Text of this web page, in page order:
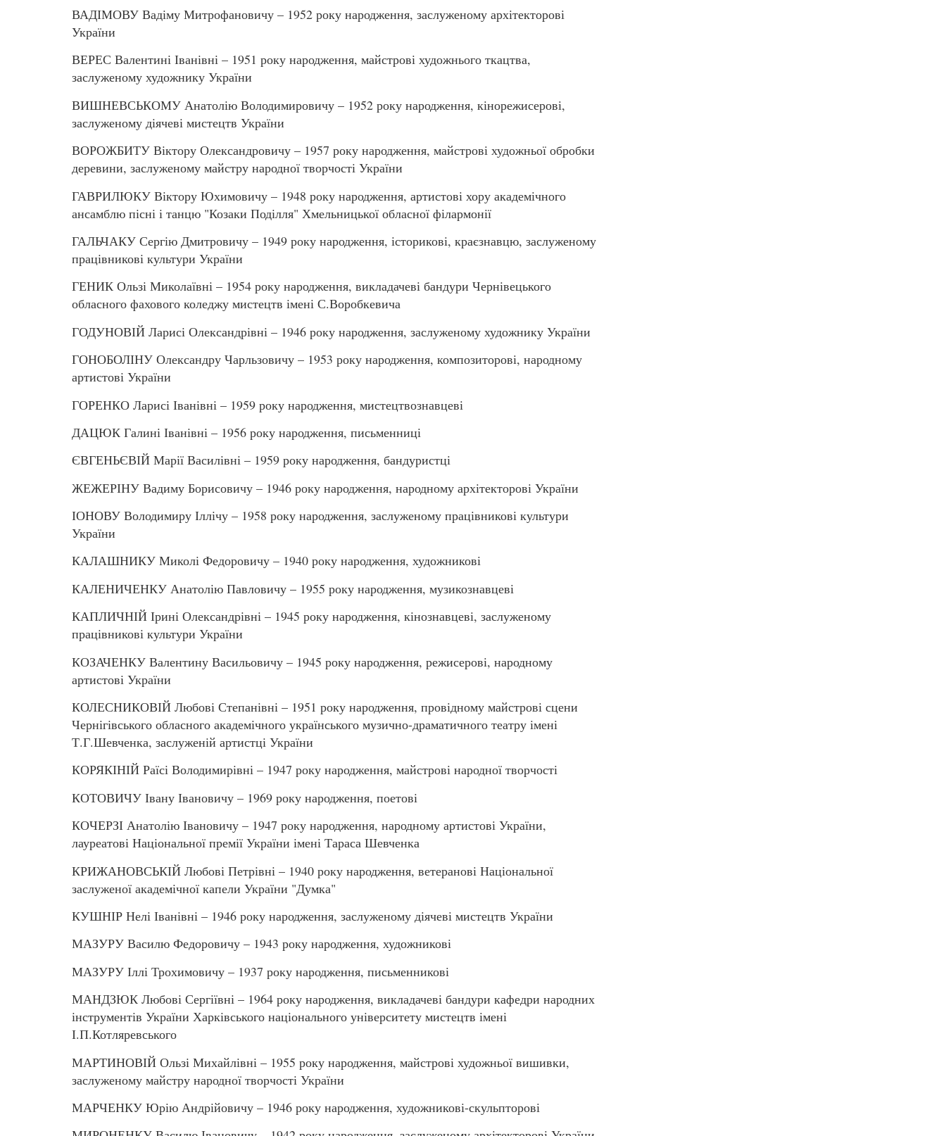
ВАДІМОВУ Вадіму Митрофановичу – 1952 року народження, заслуженому архітекторові
України
ВЕРЕС Валентині Іванівні – 1951 року народження, майстрові художнього ткацтва,
заслуженому художнику України
ВИШНЕВСЬКОМУ Анатолію Володимировичу – 1952 року народження, кінорежисерові,
заслуженому діячеві мистецтв України
ВОРОЖБИТУ Віктору Олександровичу – 1957 року народження, майстрові художньої обробки
деревини, заслуженому майстру народної творчості України
ГАВРИЛЮКУ Віктору Юхимовичу – 1948 року народження, артистові хору академічного
ансамблю пісні і танцю "Козаки Поділля" Хмельницької обласної філармонії
ГАЛЬЧАКУ Сергію Дмитровичу – 1949 року народження, історикові, краєзнавцю, заслуженому
працівникові культури України
ГЕНИК Ользі Миколаївні – 1954 року народження, викладачеві бандури Чернівецького
обласного фахового коледжу мистецтв імені С.Воробкевича
ГОДУНОВІЙ Ларисі Олександрівні – 1946 року народження, заслуженому художнику України
ГОНОБОЛІНУ Олександру Чарльзовичу – 1953 року народження, композиторові, народному
артистові України
ГОРЕНКО Ларисі Іванівні – 1959 року народження, мистецтвознавцеві
ДАЦЮК Галині Іванівні – 1956 року народження, письменниці
ЄВГЕНЬЄВІЙ Марії Василівні – 1959 року народження, бандуристці
ЖЕЖЕРІНУ Вадиму Борисовичу – 1946 року народження, народному архітекторові України
ІОНОВУ Володимиру Іллічу – 1958 року народження, заслуженому працівникові культури
України
КАЛАШНИКУ Миколі Федоровичу – 1940 року народження, художникові
КАЛЕНИЧЕНКУ Анатолію Павловичу – 1955 року народження, музикознавцеві
КАПЛИЧНІЙ Ірині Олександрівні – 1945 року народження, кінознавцеві, заслуженому
працівникові культури України
КОЗАЧЕНКУ Валентину Васильовичу – 1945 року народження, режисерові, народному
артистові України
КОЛЕСНИКОВІЙ Любові Степанівні – 1951 року народження, провідному майстрові сцени
Чернігівського обласного академічного українського музично-драматичного театру імені
Т.Г.Шевченка, заслуженій артистці України
КОРЯКІНІЙ Раїсі Володимирівні – 1947 року народження, майстрові народної творчості
КОТОВИЧУ Івану Івановичу – 1969 року народження, поетові
КОЧЕРЗІ Анатолію Івановичу – 1947 року народження, народному артистові України,
лауреатові Національної премії України імені Тараса Шевченка
КРИЖАНОВСЬКІЙ Любові Петрівні – 1940 року народження, ветеранові Національної
заслуженої академічної капели України "Думка"
КУШНІР Нелі Іванівні – 1946 року народження, заслуженому діячеві мистецтв України
МАЗУРУ Василю Федоровичу – 1943 року народження, художникові
МАЗУРУ Іллі Трохимовичу – 1937 року народження, письменникові
МАНДЗЮК Любові Сергіївні – 1964 року народження, викладачеві бандури кафедри народних
інструментів України Харківського національного університету мистецтв імені
І.П.Котляревського
МАРТИНОВІЙ Ользі Михайлівні – 1955 року народження, майстрові художньої вишивки,
заслуженому майстру народної творчості України
МАРЧЕНКУ Юрію Андрійовичу – 1946 року народження, художникові-скульпторові